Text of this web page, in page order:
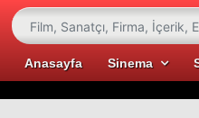
Anasayfa Sinema